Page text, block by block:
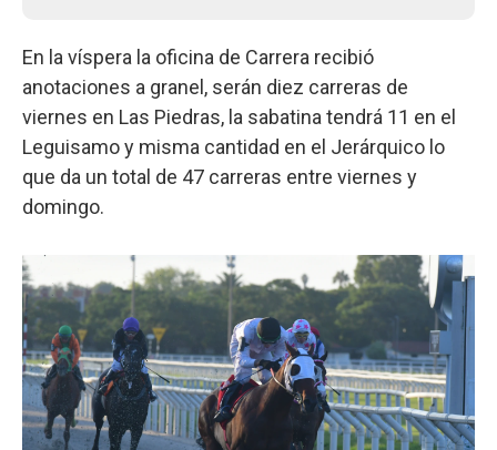
En la víspera la oficina de Carrera recibió
anotaciones a granel, serán diez carreras de
viernes en Las Piedras, la sabatina tendrá 11 en el
Leguisamo y misma cantidad en el Jerárquico lo
que da un total de 47 carreras entre viernes y
domingo.